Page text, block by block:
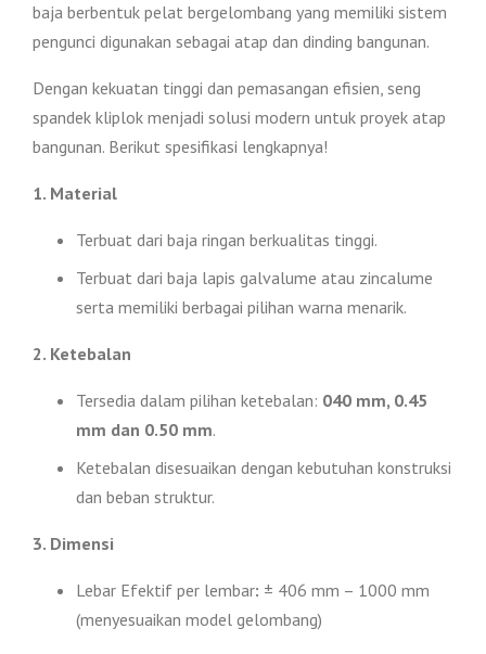
baja berbentuk pelat bergelombang yang memiliki sistem
pengunci digunakan sebagai atap dan dinding bangunan.
Dengan kekuatan tinggi dan pemasangan efisien, seng
spandek kliplok menjadi solusi modern untuk proyek atap
bangunan. Berikut spesifikasi lengkapnya!
1. Material
Terbuat dari baja ringan berkualitas tinggi.
Terbuat dari baja lapis galvalume atau zincalume
serta memiliki berbagai pilihan warna menarik.
2. Ketebalan
Tersedia dalam pilihan ketebalan: 040 mm, 0.45
mm dan 0.50 mm.
Ketebalan disesuaikan dengan kebutuhan konstruksi
dan beban struktur.
3. Dimensi
Lebar Efektif per lembar: ± 406 mm – 1000 mm
(menyesuaikan model gelombang)